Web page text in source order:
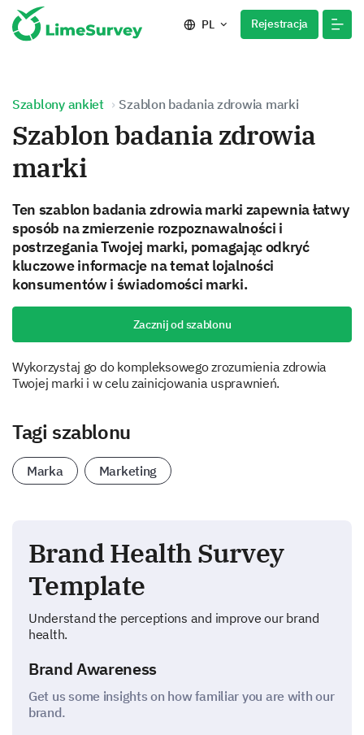
PL Rejestracja
Szablony ankiet Szablon badania zdrowia marki
Szablon badania zdrowia
marki
Ten szablon badania zdrowia marki zapewnia łatwy
sposób na zmierzenie rozpoznawalności i
postrzegania Twojej marki, pomagając odkryć
kluczowe informacje na temat lojalności
konsumentów i świadomości marki.
Zacznij od szablonu
Wykorzystaj go do kompleksowego zrozumienia zdrowia
Twojej marki i w celu zainicjowania usprawnień.
Tagi szablonu
Marka Marketing
Brand Health Survey
Template
Understand the perceptions and improve our brand
health.
Brand Awareness
Get us some insights on how familiar you are with our
brand.